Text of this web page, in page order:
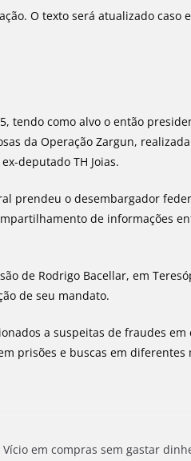
O texto será atualizado caso
tendo como alvo o então
da Operação Zargun,
deputado TH Joias.
prendeu o desembargador
de informações
de Rodrigo Bacellar, em
de seu mandato.
a suspeitas de fraudes em
prisões e buscas em
Vício em compras sem gastar